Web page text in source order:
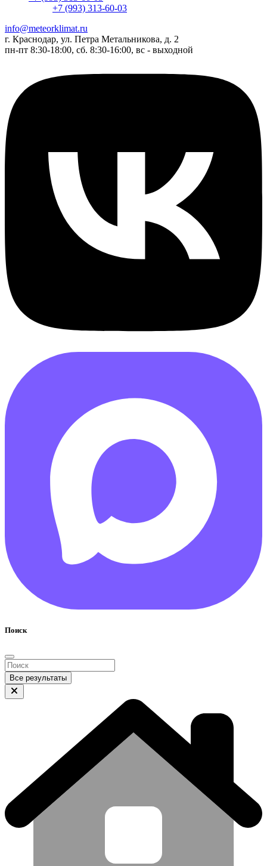
+7 (993) 313-60-03
info@meteorklimat.ru
г. Краснодар, ул. Петра Метальникова, д. 2
пн-пт 8:30-18:00, сб. 8:30-16:00, вс - выходной
Поиск
Все результаты